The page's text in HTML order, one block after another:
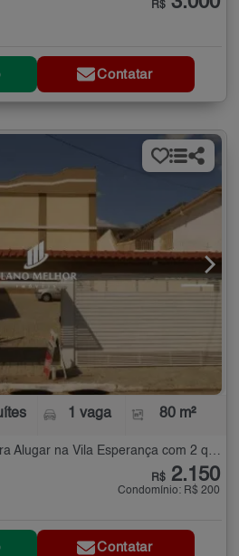
R$
Contatar
1 vaga 80 m²
Condomínio Fechado para Alugar na Vila Esperança com 2 quartos - 80 m²
R$ 2.150
Condomínio: R$ 200
Contatar